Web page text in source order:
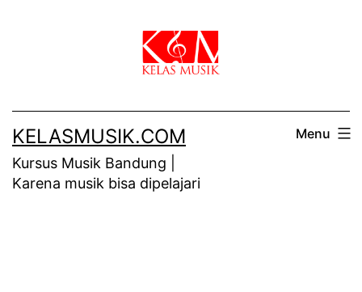
KELASMUSIK.COM
Kursus Musik Bandung |
Karena musik bisa dipelajari
Menu